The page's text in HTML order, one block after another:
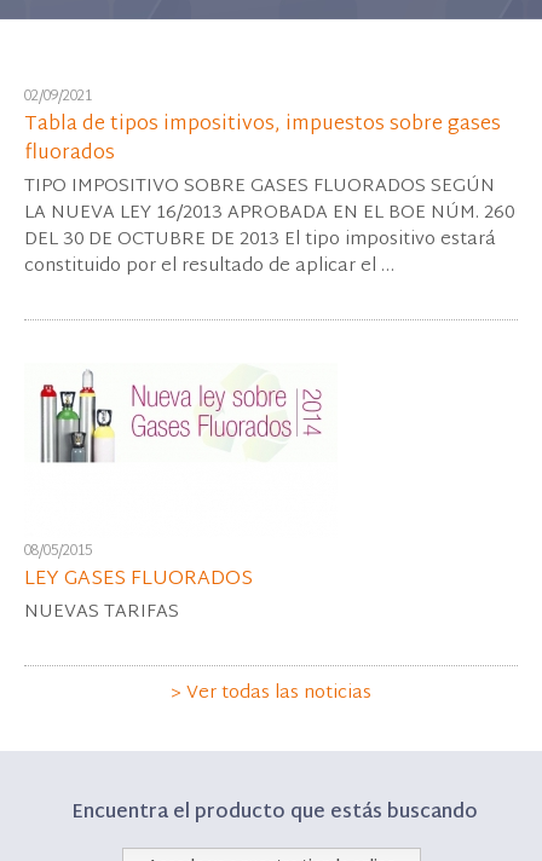
02/09/2021
Tabla de tipos impositivos, impuestos sobre gases
fluorados
TIPO IMPOSITIVO SOBRE GASES FLUORADOS SEGÚN
LA NUEVA LEY 16/2013 APROBADA EN EL BOE NÚM. 260
DEL 30 DE OCTUBRE DE 2013 El tipo impositivo estará
constituido por el resultado de aplicar el …
08/05/2015
LEY GASES FLUORADOS
NUEVAS TARIFAS
> Ver todas las noticias
Encuentra el producto que estás buscando